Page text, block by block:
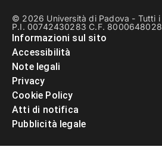
© 2026 Università di Padova - Tutti
P.I. 00742430283 C.F.
Informazioni sul sito
Accessibilità
Note legali
Privacy
Cookie Policy
Atti di notifica
Pubblicità legale